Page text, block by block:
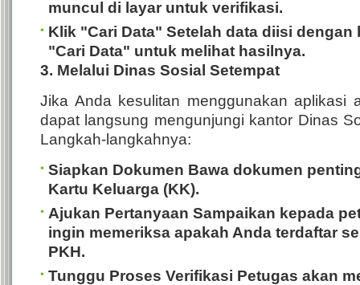
muncul di layar untuk verifikasi.
Klik "Cari Data" Setelah data diisi dengan
"Cari Data" untuk melihat hasilnya.
3. Melalui Dinas Sosial Setempat
Jika Anda kesulitan menggunakan aplikasi
dapat langsung mengunjungi kantor Dinas
Langkah-langkahnya:
Siapkan Dokumen Bawa dokumen
Kartu Keluarga (KK).
Ajukan Pertanyaan Sampaikan kepada
ingin memeriksa apakah Anda terdaftar
PKH.
Tunggu Proses Verifikasi Petugas akan